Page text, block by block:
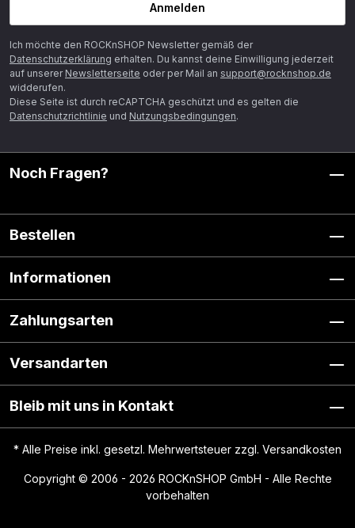
Anmelden
Ich möchte den ROCKnSHOP Newsletter gemäß der
Datenschutzerklärung erhalten. Du kannst deine Einwilligung jederzeit
auf unserer Newsletterseite oder per Mail an support@rocknshop.de
widderufen.
Diese Seite ist durch reCAPTCHA geschützt und es gelten die
Datenschutzrichtlinie und Nutzungsbedingungen.
Noch Fragen?
Bestellen
Informationen
Zahlungsarten
Versandarten
Bleib mit uns in Kontakt
* Alle Preise inkl. gesetzl. Mehrwertsteuer zzgl. Versandkosten
Copyright © 2006 - 2026 ROCKnSHOP GmbH - Alle Rechte
vorbehalten